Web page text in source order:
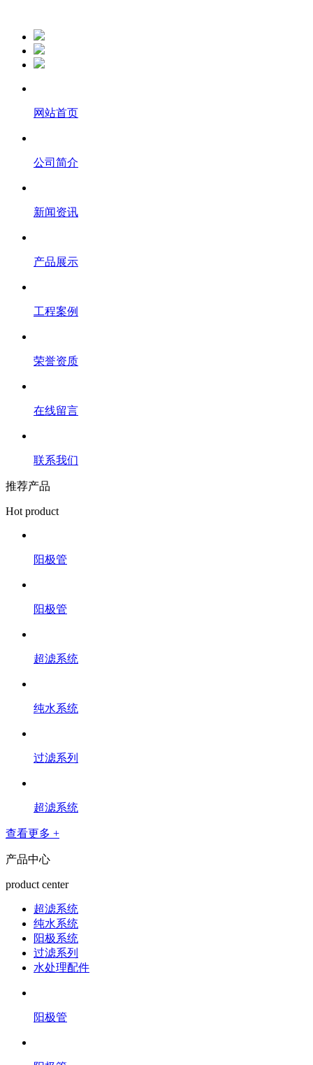
网站首页
公司简介
新闻资讯
产品展示
工程案例
荣誉资质
在线留言
联系我们
推荐产品
Hot product
阳极管
阳极管
超滤系统
纯水系统
过滤系列
超滤系统
查看更多 +
产品中心
product center
超滤系统
纯水系统
阳极系统
过滤系列
水处理配件
阳极管